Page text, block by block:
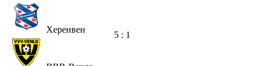
Херенвен
5 : 1